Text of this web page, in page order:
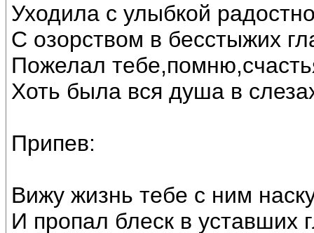
Уходила с улыбкой
С озорством в бесстыжих
Пожелал
Хоть была вся душа в
Припев:
Вижу жизнь тебе с ним
И пропал блеск в уставших